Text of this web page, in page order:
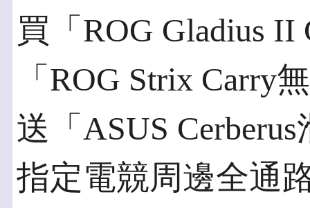
買「ROG Gladius
「ROG Strix Carry
送「ASUS
指定電競周邊全通